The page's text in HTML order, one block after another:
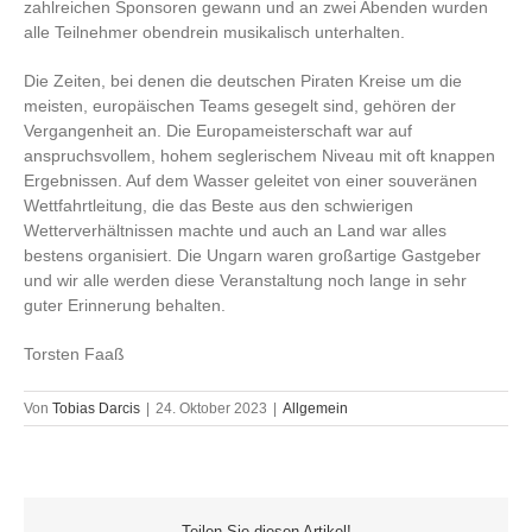
zahlreichen Sponsoren gewann und an zwei Abenden wurden
alle Teilnehmer obendrein musikalisch unterhalten.
Die Zeiten, bei denen die deutschen Piraten Kreise um die
meisten, europäischen Teams gesegelt sind, gehören der
Vergangenheit an. Die Europameisterschaft war auf
anspruchsvollem, hohem seglerischem Niveau mit oft knappen
Ergebnissen. Auf dem Wasser geleitet von einer souveränen
Wettfahrtleitung, die das Beste aus den schwierigen
Wetterverhältnissen machte und auch an Land war alles
bestens organisiert. Die Ungarn waren großartige Gastgeber
und wir alle werden diese Veranstaltung noch lange in sehr
guter Erinnerung behalten.
Torsten Faaß
Von Tobias Darcis 24. Oktober 2023 Allgemein